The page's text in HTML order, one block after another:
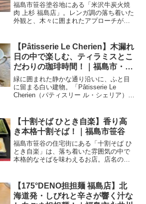
福島市笹谷塗谷地にある「米沢牛炭火焼
肉 上杉 福島店」。レンガ調の落ち着いた
外観と、木々に囲まれたアプローチが印
ていました。高級店というイメージが強
かったのですが、今回...
【Pâtisserie Le Cherien】木漏れ
日の中で楽しむ、ティラミスとこ
だわりの珈琲時間！｜福島市・松
川町
緑に囲まれた静かな通り沿いに、ふと目
に留まる白い建物。「Pâtisserie Le
Cherien（パティスリー ル・シェリア）」
お店で、丁寧に作られたケーキと本格的
な...
【十割そば ひとき自楽】香り高
き本格十割そば！｜福島市笹谷
福島市笹谷の住宅街にある「十割そば ひ
とき自楽」は、落ち着いた雰囲気の中で
本格的なそばを味わえるお店。店名の由
い想いが込められています。今回は、ラ
ンチタイムに「十...
【175°DENO担担麺 福島店】北
海道発・しびれと辛さが響く汁な